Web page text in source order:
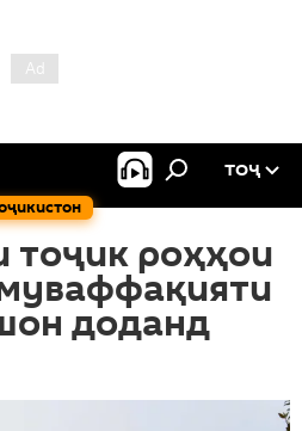
ТОҶ
тоҷик роҳҳои
доданд